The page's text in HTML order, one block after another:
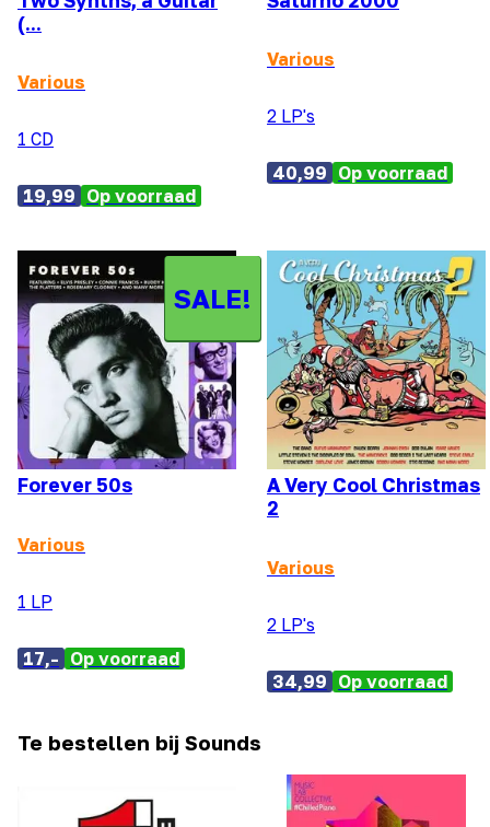
(...
Various
1 CD
19,99 Op voorraad
Various
2 LP's
40,99 Op voorraad
SALE!
Forever 50s
Various
1 LP
17,- Op voorraad
A Very Cool Christmas
2
Various
2 LP's
34,99 Op voorraad
Te bestellen bij Sounds